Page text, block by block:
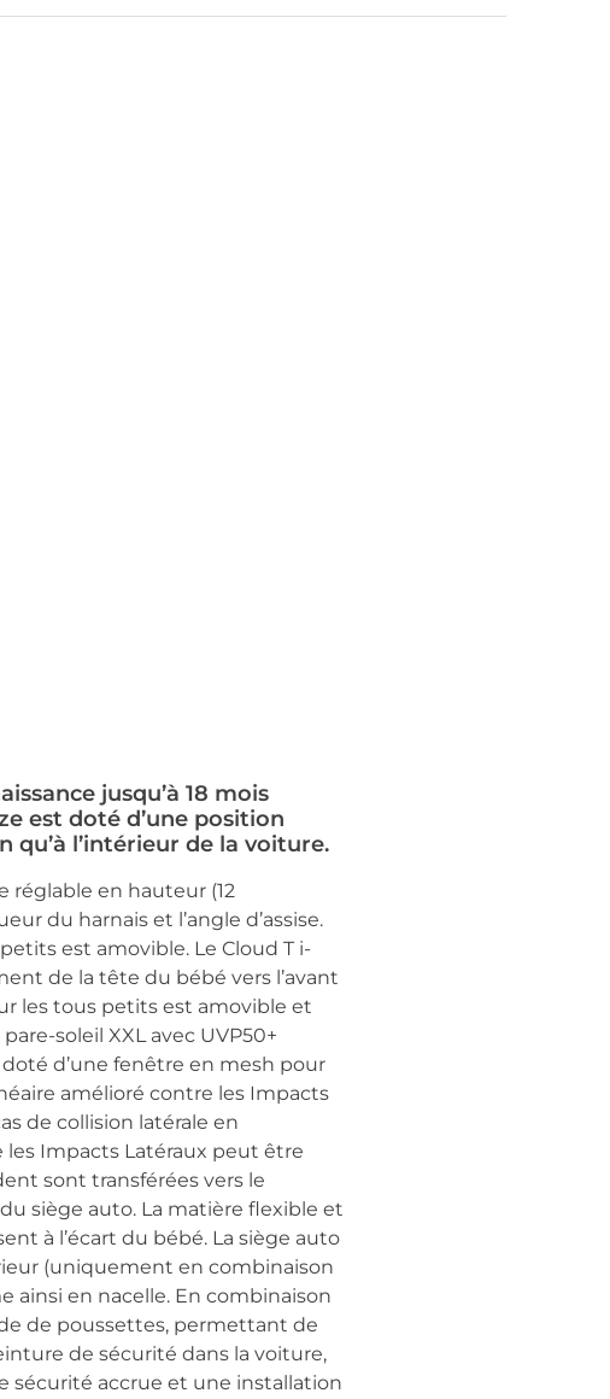
jusqu’à 18 mois
est doté d’une position
l’intérieur de la voiture.
réglable en hauteur (12
du harnais et l’angle d’assise.
est amovible. Le Cloud T i-
de la tête du bébé vers l’avant
les tous petits est amovible et
soleil XXL avec UVP50+
d’une fenêtre en mesh pour
amélioré contre les Impacts
de collision latérale en
les Impacts Latéraux peut être
sont transférées vers le
siège auto. La matière flexible et
à l’écart du bébé. La siège auto
(uniquement en combinaison
ainsi en nacelle. En combinaison
de poussettes, permettant de
de sécurité dans la voiture,
sécurité accrue et une installation